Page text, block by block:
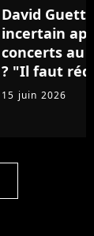
David
incertain
concerts au
? "Il faut
15 juin 2026